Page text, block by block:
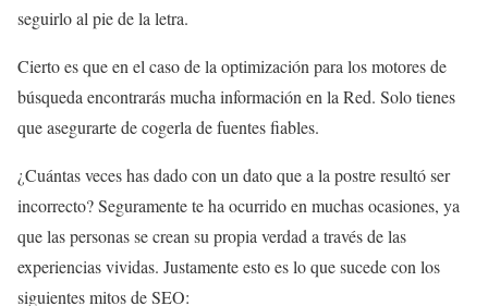
seguirlo al pie de la letra.
Cierto es que en el caso de la optimización para los motores de
búsqueda encontrarás mucha información en la Red. Solo tienes
que asegurarte de cogerla de fuentes fiables.
¿Cuántas veces has dado con un dato que a la postre resultó ser
incorrecto? Seguramente te ha ocurrido en muchas ocasiones, ya
que las personas se crean su propia verdad a través de las
experiencias vividas. Justamente esto es lo que sucede con los
siguientes mitos de SEO: